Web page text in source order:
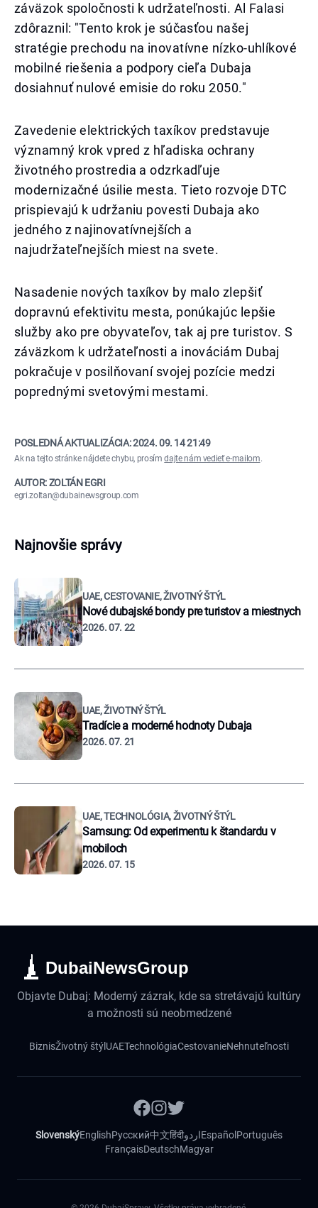
záväzok spoločnosti k udržateľnosti. Al Falasi
zdôraznil: "Tento krok je súčasťou našej
stratégie prechodu na inovatívne nízko-uhlíkové
mobilné riešenia a podpory cieľa Dubaja
dosiahnuť nulové emisie do roku 2050."
Zavedenie elektrických taxíkov predstavuje
významný krok vpred z hľadiska ochrany
životného prostredia a odzrkadľuje
modernizačné úsilie mesta. Tieto rozvoje DTC
prispievajú k udržaniu povesti Dubaja ako
jedného z najinovatívnejších a
najudržateľnejších miest na svete.
Nasadenie nových taxíkov by malo zlepšiť
dopravnú efektivitu mesta, ponúkajúc lepšie
služby ako pre obyvateľov, tak aj pre turistov. S
záväzkom k udržateľnosti a inováciám Dubaj
pokračuje v posilňovaní svojej pozície medzi
poprednými svetovými mestami.
POSLEDNÁ AKTUALIZÁCIA:2024. 09. 14 21:49
Ak na tejto stránke nájdete chybu, prosímdajte nám vedieť e-mailom.
AUTOR: ZOLTÁN EGRI
egri.zoltan@dubainewsgroup.com
Najnovšie správy
UAE, CESTOVANIE, ŽIVOTNÝ ŠTÝL
Nové dubajské bondy pre turistov a miestnych
2026. 07. 22
UAE, ŽIVOTNÝ ŠTÝL
Tradície a moderné hodnoty Dubaja
2026. 07. 21
UAE, TECHNOLÓGIA, ŽIVOTNÝ ŠTÝL
Samsung: Od experimentu k štandardu v
mobiloch
2026. 07. 15
DubaiNewsGroup
Objavte Dubaj: Moderný zázrak, kde sa stretávajú kultúry
a možnosti sú neobmedzené
BiznisŽivotný štýl UAETechnológiaCestovanieNehnuteľnosti
SlovenskýEnglishРусский中文हिंदीاردوEspañol Português
FrançaisDeutschMagyar